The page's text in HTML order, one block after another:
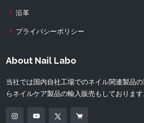
沿革
プライバシーポリシー
About Nail Labo
当社では国内自社工場でのネイル関連製品
らネイルケア製品の輸入販売もしております